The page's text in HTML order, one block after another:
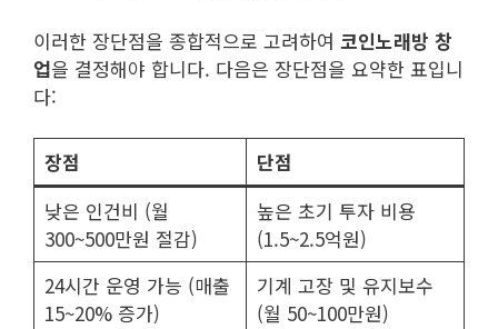
이러한 장단점을 종합적으로 고려하여 코인노래방 창
업을 결정해야 합니다. 다음은 장단점을 요약한 표입니
다:
장점
단점
낮은 인건비 (월
300~500만원 절감)
높은 초기 투자 비용
(1.5~2.5억원)
24시간 운영 가능 (매출
15~20% 증가)
기계 고장 및 유지보수
(월 50~100만원)